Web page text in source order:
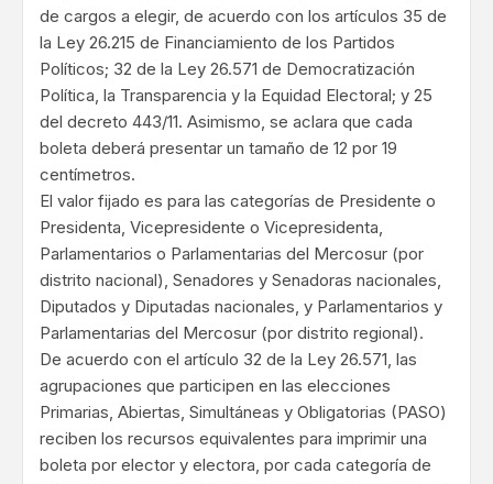
de cargos a elegir, de acuerdo con los artículos 35 de
la Ley 26.215 de Financiamiento de los Partidos
Políticos; 32 de la Ley 26.571 de Democratización
Política, la Transparencia y la Equidad Electoral; y 25
del decreto 443/11. Asimismo, se aclara que cada
boleta deberá presentar un tamaño de 12 por 19
centímetros.
El valor fijado es para las categorías de Presidente o
Presidenta, Vicepresidente o Vicepresidenta,
Parlamentarios o Parlamentarias del Mercosur (por
distrito nacional), Senadores y Senadoras nacionales,
Diputados y Diputadas nacionales, y Parlamentarios y
Parlamentarias del Mercosur (por distrito regional).
De acuerdo con el artículo 32 de la Ley 26.571, las
agrupaciones que participen en las elecciones
Primarias, Abiertas, Simultáneas y Obligatorias (PASO)
reciben los recursos equivalentes para imprimir una
boleta por elector y electora, por cada categoría de